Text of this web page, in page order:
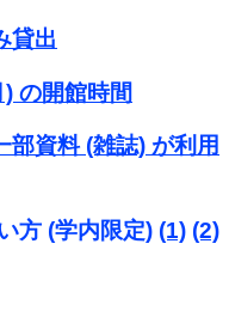
貸出
の開館時間
部資料 (雑誌) が利用
方 (学内限定) (1) (2)